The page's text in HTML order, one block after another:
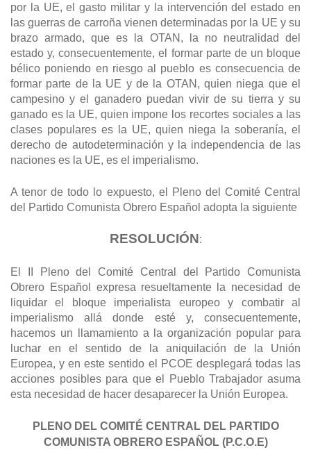
por la UE, el gasto militar y la intervención del estado en
las guerras de carroña vienen determinadas por la UE y su
brazo armado, que es la OTAN, la no neutralidad del
estado y, consecuentemente, el formar parte de un bloque
bélico poniendo en riesgo al pueblo es consecuencia de
formar parte de la UE y de la OTAN, quien niega que el
campesino y el ganadero puedan vivir de su tierra y su
ganado es la UE, quien impone los recortes sociales a las
clases populares es la UE, quien niega la soberanía, el
derecho de autodeterminación y la independencia de las
naciones es la UE, es el imperialismo.
A tenor de todo lo expuesto, el Pleno del Comité Central
del Partido Comunista Obrero Español adopta la siguiente
RESOLUCIÓN:
El II Pleno del Comité Central del Partido Comunista
Obrero Español expresa resueltamente la necesidad de
liquidar el bloque imperialista europeo y combatir al
imperialismo allá donde esté y, consecuentemente,
hacemos un llamamiento a la organización popular para
luchar en el sentido de la aniquilación de la Unión
Europea, y en este sentido el PCOE desplegará todas las
acciones posibles para que el Pueblo Trabajador asuma
esta necesidad de hacer desaparecer la Unión Europea.
PLENO DEL COMITÉ CENTRAL DEL PARTIDO
COMUNISTA OBRERO ESPAÑOL (P.C.O.E)